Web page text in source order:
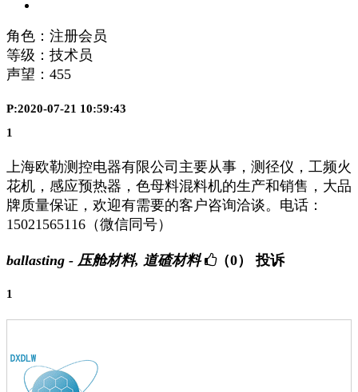
角色：注册会员
等级：技术员
声望： 455
P:2020-07-21 10:59:43
1
上海欧勒测控电器有限公司主要从事，测径仪，工频火
花机，感应预热器，色母料混料机的生产和销售，大品
牌质量保证，欢迎有需要的客户咨询洽谈。电话：
15021565116（微信同号）
ballasting - 压舱材料, 道碴材料 （0） 投诉
1